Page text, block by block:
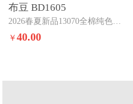
布豆 BD1605
2026春夏新品13070全棉纯色系三四件套纯棉四件套杏黄+豆沙粉
￥ 40.00